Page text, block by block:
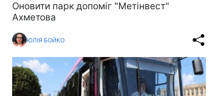
Оновити парк допоміг "Метінвест"
Ахметова
ЮЛІЯ БОЙКО